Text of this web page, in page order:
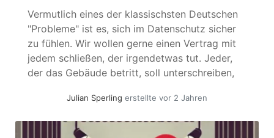
Vermutlich eines der klassischsten Deutschen
"Probleme" ist es, sich im Datenschutz sicher
zu fühlen. Wir wollen gerne einen Vertrag mit
jedem schließen, der irgendetwas tut. Jeder,
der das Gebäude betritt, soll unterschreiben,
sprechen, mit einem Wachssiegel bekräftigen
bildet sich... »
Julian Sperling erstellte vor 2 Jahren